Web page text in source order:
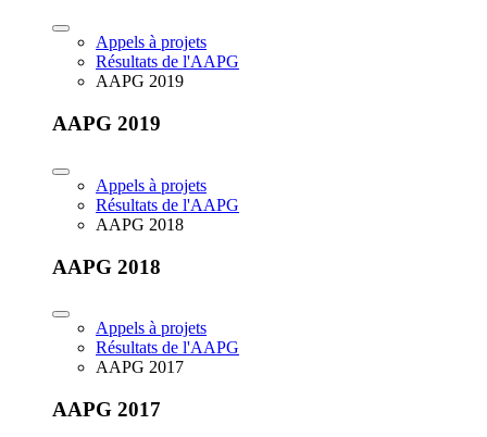
Appels à projets
Résultats de l'AAPG
AAPG 2019
AAPG 2019
Appels à projets
Résultats de l'AAPG
AAPG 2018
AAPG 2018
Appels à projets
Résultats de l'AAPG
AAPG 2017
AAPG 2017